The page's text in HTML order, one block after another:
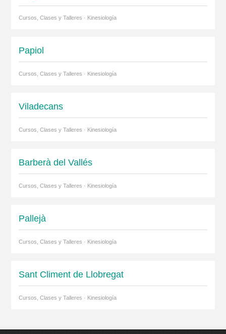
Cursos, Clases y Talleres · Kinesiología
Papiol
Cursos, Clases y Talleres · Kinesiología
Viladecans
Cursos, Clases y Talleres · Kinesiología
Barberà del Vallés
Cursos, Clases y Talleres · Kinesiología
Pallejà
Cursos, Clases y Talleres · Kinesiología
Sant Climent de Llobregat
Cursos, Clases y Talleres · Kinesiología